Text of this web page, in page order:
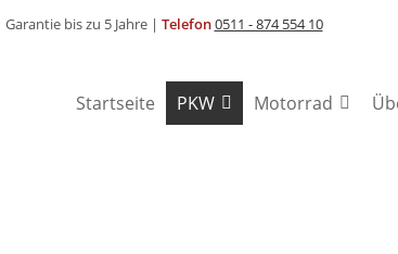
Garantie bis zu 5 Jahre | Telefon0511 - 874 554 10
Startseite PKW Motorrad